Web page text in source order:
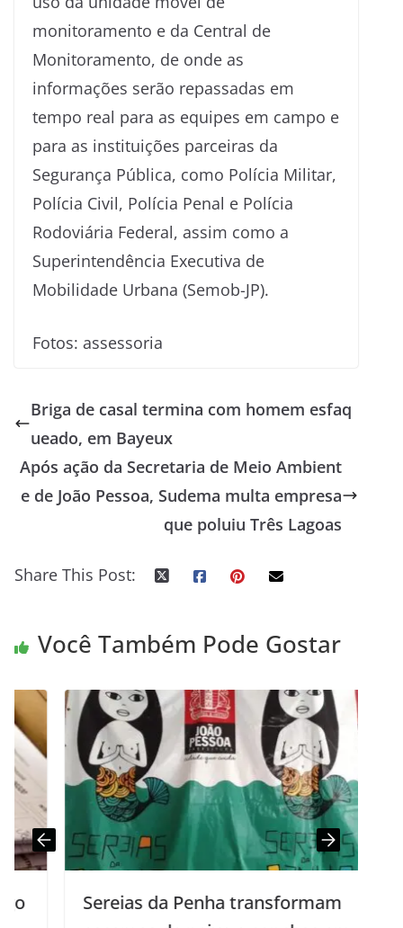
monitoramento e da Central de
Monitoramento, de onde as
informações serão repassadas em
tempo real para as equipes em campo e
para as instituições parceiras da
Segurança Pública, como Polícia Militar,
Polícia Civil, Polícia Penal e Polícia
Rodoviária Federal, assim como a
Superintendência Executiva de
Mobilidade Urbana (Semob-JP).
Fotos: assessoria
Briga de casal termina com homem esfaq
ueado, em Bayeux
Após ação da Secretaria de Meio Ambient
e de João Pessoa, Sudema multa empresa
que poluiu Três Lagoas
Share This Post:
Você Também Pode Gostar
Sereias da Penha transformam